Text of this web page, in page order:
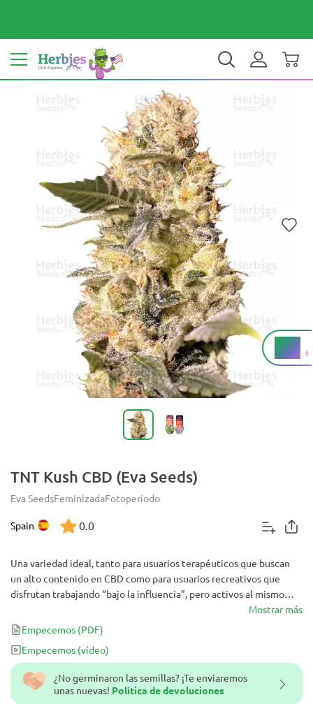
Tu país: Estados Unidos $ USD ES
10%
THC
TNT Kush CBD (Eva Seeds)
Eva SeedsFeminizadaFotoperiodo
Spain 0.0
¿No germinaron las semillas? ¡Te enviaremos
unas nuevas! Política de devoluciones
Una variedad ideal, tanto para usuarios terapéuticos que buscan
un alto contenido en CBD como para usuarios recreativos que
disfrutan trabajando “bajo la influencia”, pero activos al mismo
Mostrar más
Empecemos (PDF)
Empecemos (vídeo)